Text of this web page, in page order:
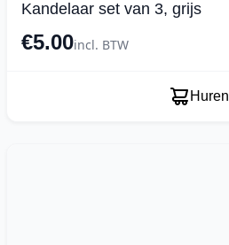
Kandelaar set van 3, grijs
€5.00incl. BTW
Huren